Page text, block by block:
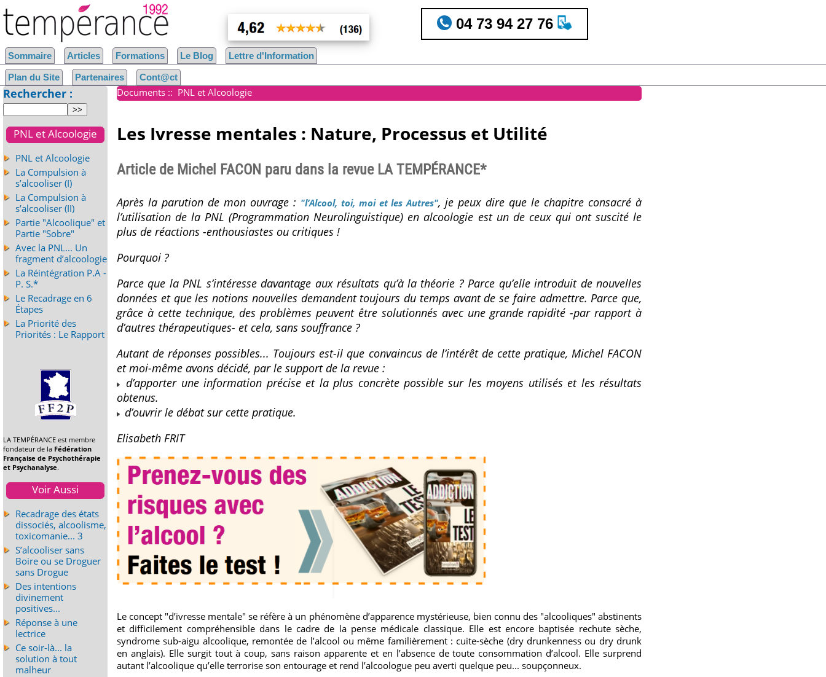
Documents :: PNL et Alcoologie
Les Ivresse mentales : Nature, Processus et Utilité
Article de Michel FACON paru dans la revue LA TEMPÉRANCE*
Après la parution de mon ouvrage : "l’Alcool, toi, moi et les Autres", je peux dire que le chapitre consacré à
l’utilisation de la PNL (Programmation Neurolinguistique) en alcoologie est un de ceux qui ont suscité le
plus de réactions -enthousiastes ou critiques !
Pourquoi ?
Parce que la PNL s’intéresse davantage aux résultats qu’à la théorie ? Parce qu’elle introduit de nouvelles
données et que les notions nouvelles demandent toujours du temps avant de se faire admettre. Parce que,
grâce à cette technique, des problèmes peuvent être solutionnés avec une grande rapidité -par rapport à
d’autres thérapeutiques- et cela, sans souffrance ?
Autant de réponses possibles... Toujours est-il que convaincus de l’intérêt de cette pratique, Michel FACON
et moi-même avons décidé, par le support de la revue :
d’apporter une information précise et la plus concrète possible sur les moyens utilisés et les résultats
obtenus.
d’ouvrir le débat sur cette pratique.
Elisabeth FRIT
Le concept "d’ivresse mentale" se réfère à un phénomène d’apparence mystérieuse, bien connu des "alcooliques" abstinents
et difficilement compréhensible dans le cadre de la pense médicale classique. Elle est encore baptisée rechute sèche,
syndrome sub-aigu alcoolique, remontée de l’alcool ou même familièrement : cuite-sèche (dry drunkenness ou dry drunk
en anglais). Elle surgit tout à coup, sans raison apparente et en l’absence de toute consommation d’alcool. Elle surprend
autant l’alcoolique qu’elle terrorise son entourage et rend l’alcoologue peu averti quelque peu... soupçonneux.
04 73 94 27 76
Sommaire Articles Formations Le Blog Lettre d'Information
Plan du Site Partenaires Cont@ct
Rechercher :
PNL et Alcoologie
PNL et Alcoologie
La Compulsion à
s’alcooliser (I)
La Compulsion à
s’alcooliser (II)
Partie "Alcoolique" et
Partie "Sobre"
Avec la PNL... Un
fragment d’alcoologie
La Réintégration P.A -
P. S.*
Le Recadrage en 6
Étapes
La Priorité des
Priorités : Le Rapport
LA TEMPÉRANCE est membre
fondateur de la Fédération
Française de Psychothérapie
et Psychanalyse.
Voir Aussi
Recadrage des états
dissociés, alcoolisme,
toxicomanie... 3
S’alcooliser sans
Boire ou se Droguer
sans Drogue
Des intentions
divinement
positives...
Réponse à une
lectrice
Ce soir-là... la
solution à tout
malheur